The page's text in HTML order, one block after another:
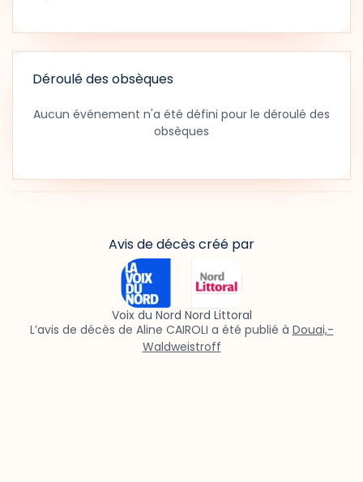
Déroulé des obsèques
Aucun événement n'a été défini pour le déroulé des
obsèques
Avis de décès créé par
Voix du Nord Nord Littoral
L’avis de décès de Aline CAIROLI a été publié à Douai,-
Waldweistroff